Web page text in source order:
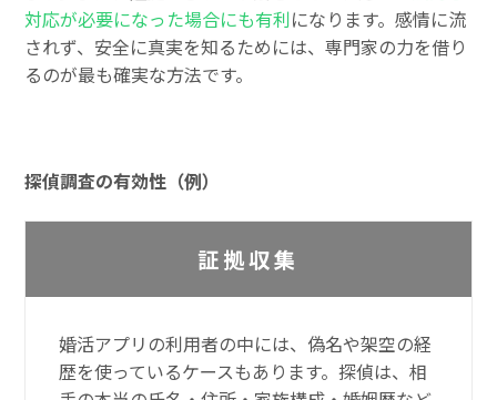
対応が必要になった場合にも有利になります。感情に流
されず、安全に真実を知るためには、専門家の力を借り
るのが最も確実な方法です。
探偵調査の有効性（例）
証拠収集
婚活アプリの利用者の中には、偽名や架空の経
歴を使っているケースもあります。探偵は、相